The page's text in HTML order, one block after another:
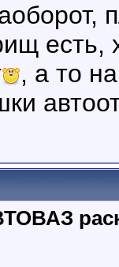
есть,
, а то